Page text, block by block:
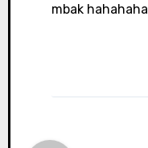
mbak hahahaha